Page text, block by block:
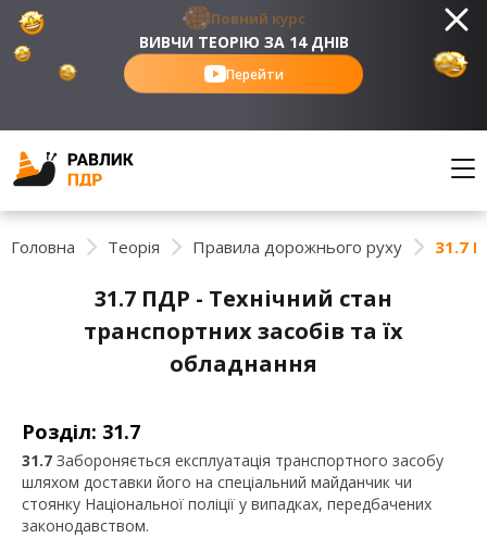
Повний курс
ВИВЧИ ТЕОРІЮ ЗА 14 ДНІВ
Перейти
Головна Теорія Правила дорожнього руху 31.7
31.7 ПДР - Технічний стан
транспортних засобів та їх
обладнання
Розділ: 31.7
31.7 Забороняється експлуатація транспортного засобу
шляхом доставки його на спеціальний майданчик чи
стоянку Національної поліції у випадках, передбачених
законодавством.